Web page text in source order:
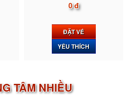
0 đ
ĐẶT VÉ
YÊU THÍCH
TÂM NHIỀU